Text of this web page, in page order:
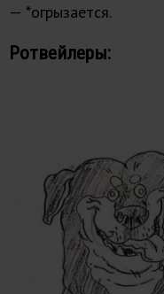
— *огрызается.
Ротвейлеры: